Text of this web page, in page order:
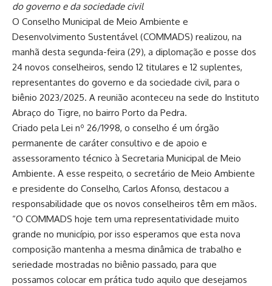
do governo e da sociedade civil
O Conselho Municipal de Meio Ambiente e
Desenvolvimento Sustentável (COMMADS) realizou, na
manhã desta segunda-feira (29), a diplomação e posse dos
24 novos conselheiros, sendo 12 titulares e 12 suplentes,
representantes do governo e da sociedade civil, para o
biênio 2023/2025. A reunião aconteceu na sede do Instituto
Abraço do Tigre, no bairro Porto da Pedra.
Criado pela Lei nº 26/1998, o conselho é um órgão
permanente de caráter consultivo e de apoio e
assessoramento técnico à Secretaria Municipal de Meio
Ambiente. A esse respeito, o secretário de Meio Ambiente
e presidente do Conselho, Carlos Afonso, destacou a
responsabilidade que os novos conselheiros têm em mãos.
“O COMMADS hoje tem uma representatividade muito
grande no município, por isso esperamos que esta nova
composição mantenha a mesma dinâmica de trabalho e
seriedade mostradas no biênio passado, para que
possamos colocar em prática tudo aquilo que desejamos